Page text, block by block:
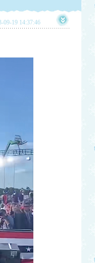
09-19 14:37:46